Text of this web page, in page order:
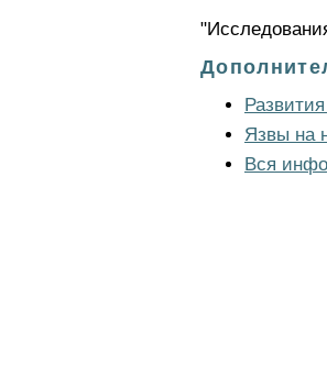
Язвы на
Вся